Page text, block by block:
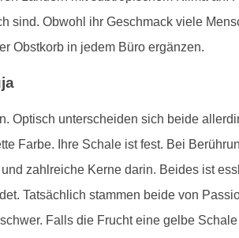
sind. Obwohl ihr Geschmack viele
Obstkorb in jedem Büro ergänzen.
Optisch unterscheiden sich beide
Farbe. Ihre Schale ist fest. Bei
zahlreiche Kerne darin. Beides ist
Tatsächlich stammen beide von
Falls die Frucht eine gelbe